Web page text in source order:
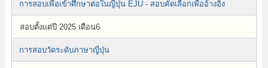
การสอบเพื่อเข้าศึกษาต่อในญี่ปุ่น EJU - สอบคัดเลือกเพื่ออ้างอิง
สอบตั้งแต่ปี 2025 เดือน6
การสอบวัดระดับภาษาญี่ปุ่น